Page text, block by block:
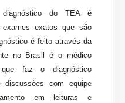
do TEA é
exatos que são
é feito através da
no Brasil é o médico
que faz o diagnóstico
discussões com equipe
em leituras e